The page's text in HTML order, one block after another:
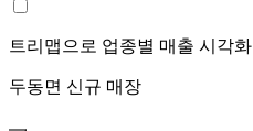
트리맵으로 업종별 매출 시각화
두동면 신규 매장